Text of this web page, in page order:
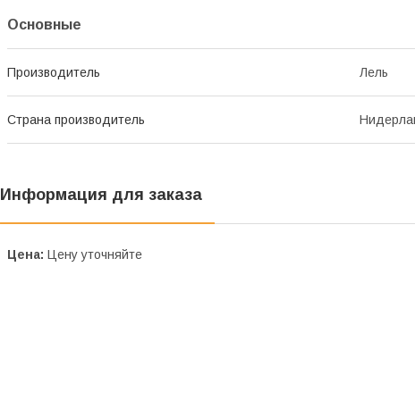
Основные
Производитель Лель
Страна производитель
Информация для заказа
Цена: Цену уточняйте